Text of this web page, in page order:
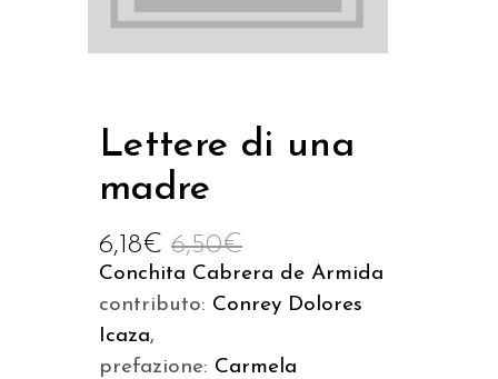
Lettere di una
madre
6,50€
6,18€
Conchita Cabrera de Armida
contributo: Conrey Dolores
Icaza,
prefazione: Carmela